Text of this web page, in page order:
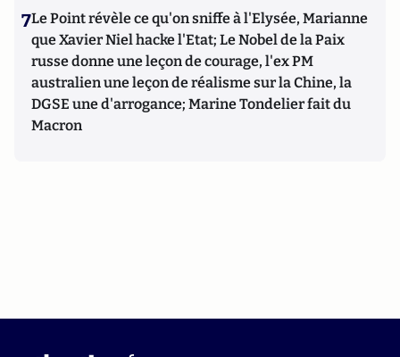
7Le Point révèle ce qu'on sniffe à l'Elysée, Marianne
que Xavier Niel hacke l'Etat; Le Nobel de la Paix
russe donne une leçon de courage, l'ex PM
australien une leçon de réalisme sur la Chine, la
DGSE une d'arrogance; Marine Tondelier fait du
Macron